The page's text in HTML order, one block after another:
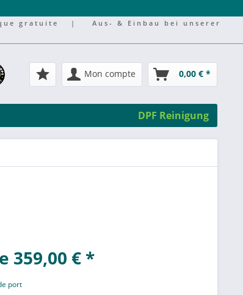
gratuite |
Aus- & Einbau bei unserer
Mon compte 0,00 € *
DPF Reinigung
359,00 € *
port